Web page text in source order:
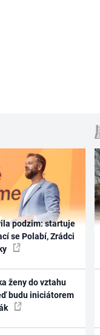
podzim: startuje
se Polabí, Zrádci
ženy do vztahu
budu iniciátorem